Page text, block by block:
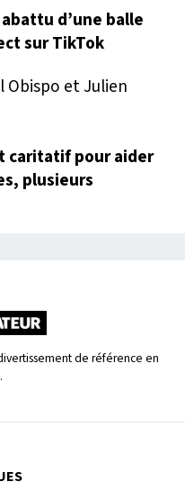
d’une balle
sur TikTok
caritatif pour aider
plusieurs
de référence en